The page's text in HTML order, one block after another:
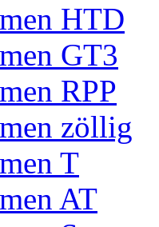
HTD
GT3
RPP
zöllig
T
AT